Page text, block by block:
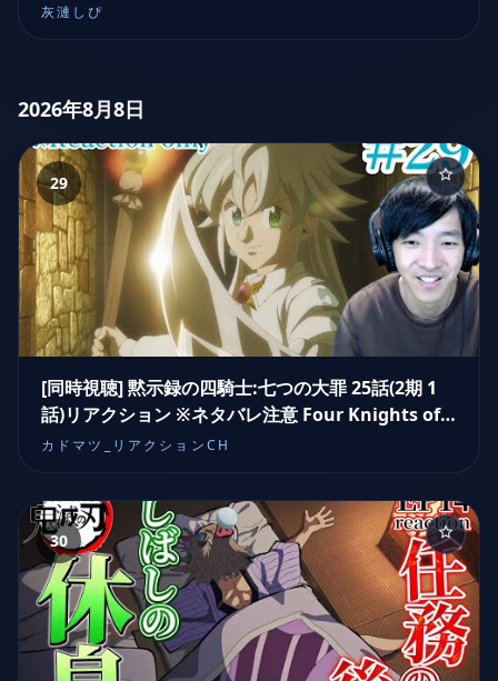
灰漣しぴ
2026年8月8日
29
[同時視聴] 黙示録の四騎士:七つの大罪 25話(2期 1
話)リアクション ※ネタバレ注意 Four Knights of
the Apocalypse Reaction(auto Eng sub)
カドマツ_リアクションCH
30